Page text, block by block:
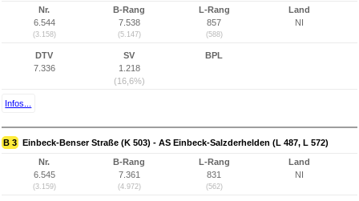
Nr.
6.544
(3.158)
B-Rang
7.538
(5.147)
L-Rang
857
(588)
Land
NI
DTV
7.336
SV
1.218
(16,6%)
BPL
Infos...
B 3 Einbeck-Benser Straße (K 503) - AS Einbeck-Salzderhelden (L 487, L 572)
Nr.
6.545
(3.159)
B-Rang
7.361
(4.972)
L-Rang
831
(562)
Land
NI